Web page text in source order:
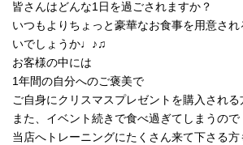
皆さんはどんな1日を過ごされますか？
いつもよりちょっと豪華なお食事を用意さ
いでしょうか♩♪♫
お客様の中には
1年間の自分へのご褒美で
ご自身にクリスマスプレゼントを購入され
また、イベント続きで食べ過ぎてしまうので
当店へトレーニングにたくさん来て下さる